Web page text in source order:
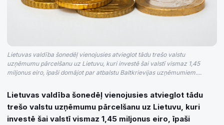
Lietuvas valdība šonedēļ vienojusies atvieglot tādu trešo valstu
uzņēmumu pārcelšanu uz Lietuvu, kuri investē šai valstī vismaz 1,45
miljonus eiro, īpaši domājot par atbalstu Baltkrievijas uzņēmumiem....
Lietuvas valdība šonedēļ vienojusies atvieglot tādu
trešo valstu uzņēmumu pārcelšanu uz Lietuvu, kuri
investē šai valstī vismaz 1,45 miljonus eiro, īpaši